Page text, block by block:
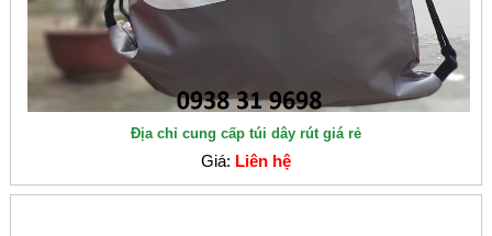
Địa chỉ cung cấp túi dây rút giá rẻ
Giá: Liên hệ